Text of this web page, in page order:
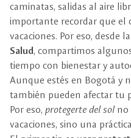
description
view_carousel
caminatas, salidas al aire
importante recordar que el
vacaciones. Por eso, desde la
Salud, compartimos
tiempo con bienestar y
Aunque estés en Bogotá y
también pueden afectar tu
Por eso, protegerte del solno
vacaciones, sino una